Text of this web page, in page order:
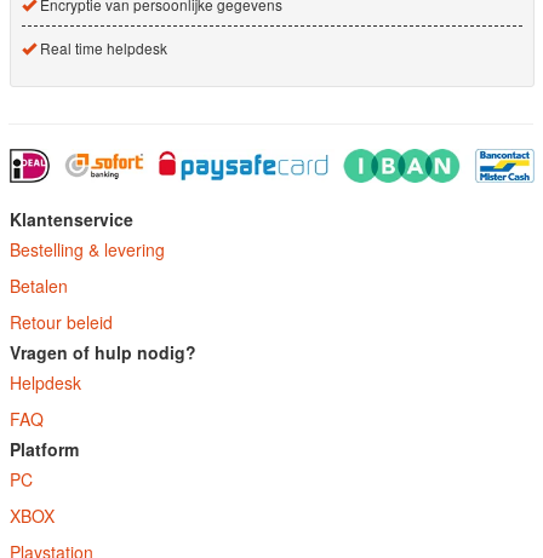
Encryptie van persoonlijke gegevens
Real time helpdesk
Klantenservice
Bestelling & levering
Betalen
Retour beleid
Vragen of hulp nodig?
Helpdesk
FAQ
Platform
PC
XBOX
Playstation